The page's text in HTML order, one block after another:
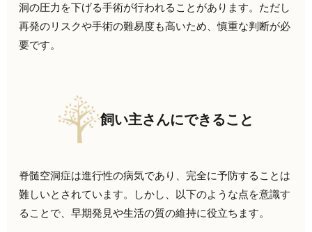
洞の圧力を下げる手術が行われることがあります。ただし
再発のリスクや手術の難易度も高いため、慎重な判断が必
要です。
飼い主さんにできること
脊髄空洞症は進行性の病気であり、完全に予防することは
難しいとされています。しかし、以下のような点を意識す
ることで、早期発見や生活の質の維持に役立ちます。